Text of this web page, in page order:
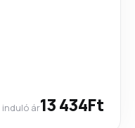
induló ár13 434Ft